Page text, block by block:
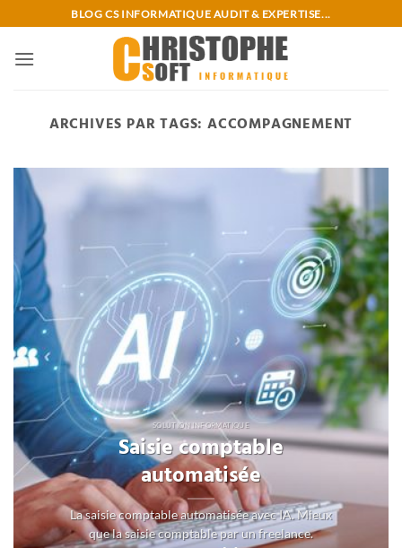
au
contenu
BLOG CS INFORMATIQUE AUDIT & EXPERTISE...
ARCHIVES PAR TAGS: ACCOMPAGNEMENT
SOLUTION INFORMATIQUE
Saisie comptable
automatisée
La saisie comptable automatisée avec IA. Mieux
que la saisie comptable par un freelance.